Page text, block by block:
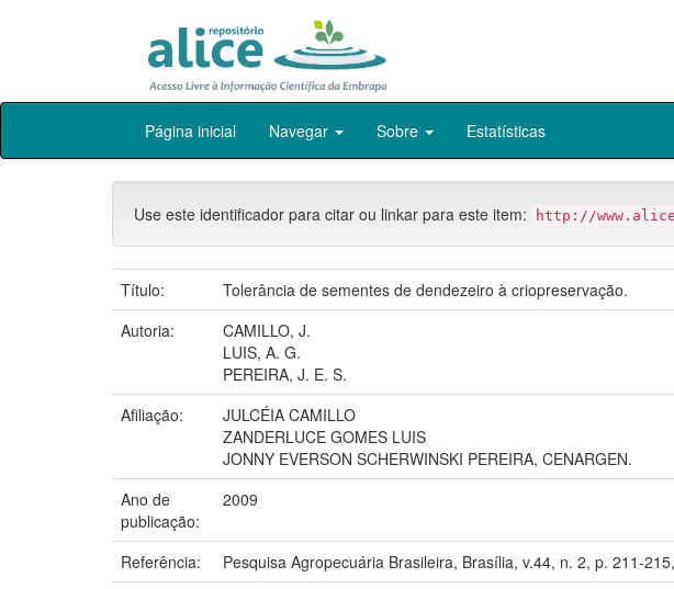
Skip
Página inicial Navegar Sobre Estatísticas
Use este identificador para citar ou linkar para este item: http://
Título:
Tolerância de sementes de dendezeiro à criopreservação.
Autoria:
CAMILLO, J.
LUIS, A. G.
PEREIRA, J. E. S.
Afiliação:
JULCÉIA CAMILLO
ZANDERLUCE GOMES LUIS
JONNY EVERSON SCHERWINSKI PEREIRA, CENARGEN.
Ano de
publicação:
2009
Referência:
Pesquisa Agropecuária Brasileira, Brasília, v.44, n. 2, p. 211-